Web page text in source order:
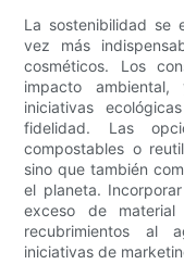
La sostenibilidad se
vez más
cosméticos. Los
impacto
iniciativas
fidelidad. Las
compostables o
sino que también
el planeta.
exceso de
recubrimientos al
iniciativas de